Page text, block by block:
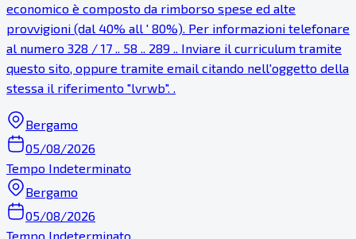
economico è composto da rimborso spese ed alte
provvigioni (dal 40% all ' 80%). Per informazioni telefonare
al numero 328 / 17 .. 58 .. 289 .. Inviare il curriculum tramite
questo sito, oppure tramite email citando nell'oggetto della
stessa il riferimento "lvrwb". .
Bergamo
05/08/2026
Tempo Indeterminato
Bergamo
05/08/2026
Tempo Indeterminato